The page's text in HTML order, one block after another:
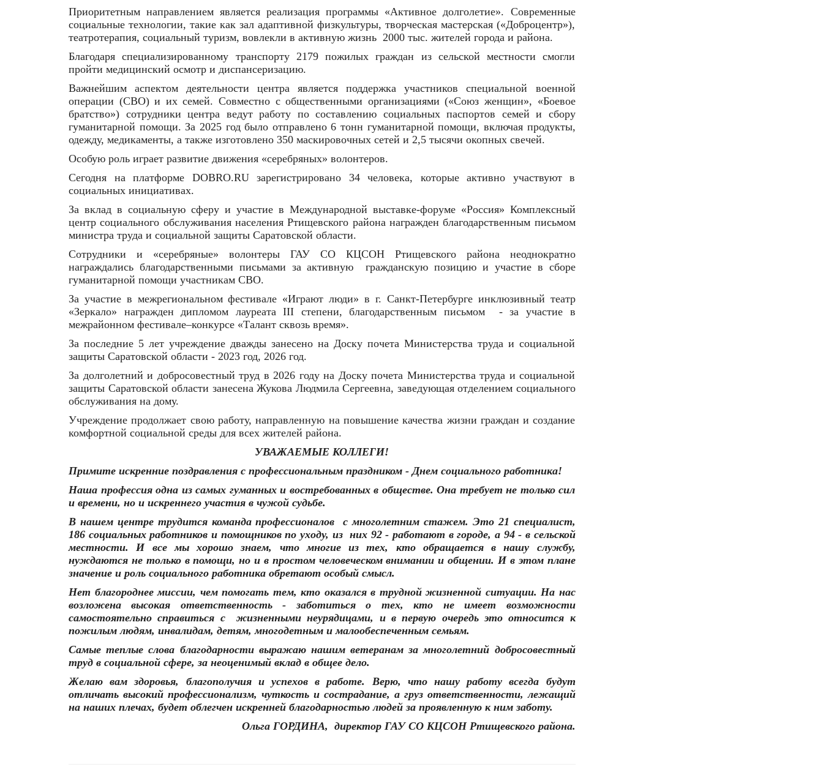
Приоритетным направлением является реализация программы «Активное долголетие». Современные
социальные технологии, такие как зал адаптивной физкультуры, творческая мастерская («Доброцентр»),
театротерапия, социальный туризм, вовлекли в активную жизнь 2000 тыс. жителей города и района.
Благодаря специализированному транспорту 2179 пожилых граждан из сельской местности смогли
пройти медицинский осмотр и диспансеризацию.
Важнейшим аспектом деятельности центра является поддержка участников специальной военной
операции (СВО) и их семей. Совместно с общественными организациями («Союз женщин», «Боевое
братство») сотрудники центра ведут работу по составлению социальных паспортов семей и сбору
гуманитарной помощи. За 2025 год было отправлено 6 тонн гуманитарной помощи, включая продукты,
одежду, медикаменты, а также изготовлено 350 маскировочных сетей и 2,5 тысячи окопных свечей.
Особую роль играет развитие движения «серебряных» волонтеров.
Сегодня на платформе DOBRO.RU зарегистрировано 34 человека, которые активно участвуют в
социальных инициативах.
За вклад в социальную сферу и участие в Международной выставке-форуме «Россия» Комплексный
центр социального обслуживания населения Ртищевского района награжден благодарственным письмом
министра труда и социальной защиты Саратовской области.
Сотрудники и «серебряные» волонтеры ГАУ СО КЦСОН Ртищевского района неоднократно
награждались благодарственными письмами за активную
гражданскую позицию и участие в сборе
гуманитарной помощи участникам СВО.
За участие в межрегиональном фестивале «Играют люди» в г. Санкт-Петербурге инклюзивный театр
«Зеркало» награжден дипломом лауреата III степени, благодарственным письмом
- за участие в
межрайонном фестивале–конкурсе «Талант сквозь время».
За последние 5 лет учреждение дважды занесено на Доску почета Министерства труда и социальной
защиты Саратовской области - 2023 год, 2026 год.
За долголетний и добросовестный труд в 2026 году на Доску почета Министерства труда и социальной
защиты Саратовской области занесена Жукова Людмила Сергеевна, заведующая отделением социального
обслуживания на дому.
Учреждение продолжает свою работу, направленную на повышение качества жизни граждан и создание
комфортной социальной среды для всех жителей района.
УВАЖАЕМЫЕ КОЛЛЕГИ!
Примите искренние поздравления с профессиональным праздником - Днем социального работника!
Наша профессия одна из самых гуманных и востребованных в обществе. Она требует не только сил
и времени, но и искреннего участия в чужой судьбе.
В нашем центре трудится команда профессионалов
с многолетним стажем. Это 21 специалист,
186 социальных работников и помощников по уходу, из них 92 - работают в городе, а 94 - в сельской
местности. И все мы хорошо знаем, что многие из тех, кто обращается в нашу службу,
нуждаются не только в помощи, но и в простом человеческом внимании и общении. И в этом плане
значение и роль социального работника обретают особый смысл.
Нет благороднее миссии, чем помогать тем, кто оказался в трудной жизненной ситуации. На нас
возложена высокая ответственность - заботиться о тех, кто не имеет возможности
самостоятельно справиться с
жизненными неурядицами, и в первую очередь это относится к
пожилым людям, инвалидам, детям, многодетным и малообеспеченным семьям.
Самые теплые слова благодарности выражаю нашим ветеранам за многолетний добросовестный
труд в социальной сфере, за неоценимый вклад в общее дело.
Желаю вам здоровья, благополучия и успехов в работе. Верю, что нашу работу всегда будут
отличать высокий профессионализм, чуткость и сострадание, а груз ответственности, лежащий
на наших плечах, будет облегчен искренней благодарностью людей за проявленную к ним заботу.
Ольга ГОРДИНА, директор ГАУ СО КЦСОН Ртищевского района.